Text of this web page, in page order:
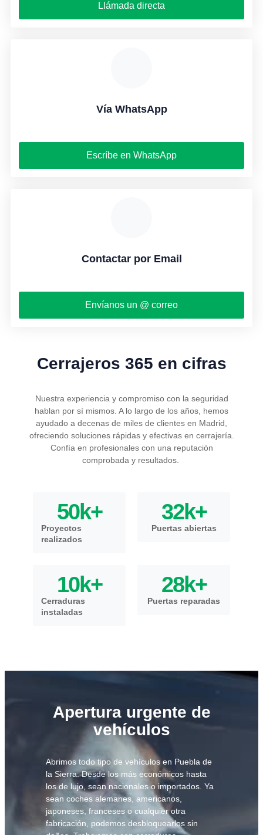
Llámada directa
Vía WhatsApp
Escríbe en WhatsApp
Contactar por Email
Envíanos un @ correo
Cerrajeros 365 en cifras
Nuestra experiencia y compromiso con la seguridad
hablan por sí mismos. A lo largo de los años, hemos
ayudado a decenas de miles de clientes en Madrid,
ofreciendo soluciones rápidas y efectivas en cerrajería.
Confía en profesionales con una reputación
comprobada y resultados.
Proyectos
realizados
50k+
Puertas abiertas
32k+
Cerraduras
instaladas
10k+
Puertas reparadas
28k+
Apertura urgente de
vehículos
Abrimos todo tipo de vehículos en Puebla de
la Sierra. Desde los más económicos hasta
los de lujo, sean nacionales o importados. Ya
sean coches alemanes, americanos,
japoneses, franceses o cualquier otra
fabricación, podemos desbloquearlos sin